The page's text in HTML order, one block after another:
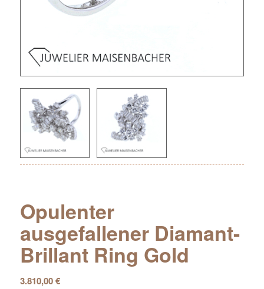
Opulenter
ausgefallener Diamant-
Brillant Ring Gold
3.810,00€